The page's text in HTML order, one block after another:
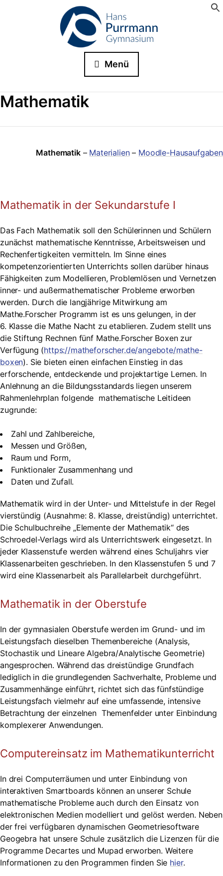
Menü
Mathematik
Mathematik– Materialien– Moodle-Hausaufgaben
Mathematik in der Sekundarstufe I
Das Fach Mathematik soll den Schülerinnen und Schülern
zunächst mathematische Kenntnisse, Arbeitsweisen und
Rechenfertigkeiten vermitteln. Im Sinne eines
kompetenzorientierten Unterrichts sollen darüber hinaus
Fähigkeiten zum Modellieren, Problemlösen und Vernetzen
inner- und außermathematischer Probleme erworben
werden. Durch die langjährige Mitwirkung am
Mathe.Forscher Programm ist es uns gelungen, in der
6. Klasse die Mathe Nacht zu etablieren. Zudem stellt uns
die Stiftung Rechnen fünf Mathe.Forscher Boxen zur
Verfügung (https://matheforscher.de/angebote/mathe-
boxen). Sie bieten einen einfachen Einstieg in das
erforschende, entdeckende und projektartige Lernen. In
Anlehnung an die Bildungsstandards liegen unserem
Rahmenlehrplan folgende mathematische Leitideen
zugrunde:
Zahl und Zahlbereiche,
Messen und Größen,
Raum und Form,
Funktionaler Zusammenhang und
Daten und Zufall.
Mathematik wird in der Unter- und Mittelstufe in der Regel
vierstündig (Ausnahme: 8. Klasse, dreistündig) unterrichtet.
Die Schulbuchreihe „Elemente der Mathematik“ des
Schroedel-Verlags wird als Unterrichtswerk eingesetzt. In
jeder Klassenstufe werden während eines Schuljahrs vier
Klassenarbeiten geschrieben. In den Klassenstufen 5 und 7
wird eine Klassenarbeit als Parallelarbeit durchgeführt.
Mathematik in der Oberstufe
In der gymnasialen Oberstufe werden im Grund- und im
Leistungsfach dieselben Themenbereiche (Analysis,
Stochastik und Lineare Algebra/Analytische Geometrie)
angesprochen. Während das dreistündige Grundfach
lediglich in die grundlegenden Sachverhalte, Probleme und
Zusammenhänge einführt, richtet sich das fünfstündige
Leistungsfach vielmehr auf eine umfassende, intensive
Betrachtung der einzelnen Themenfelder unter Einbindung
komplexerer Anwendungen.
Computereinsatz im Mathematikunterricht
In drei Computerräumen und unter Einbindung von
interaktiven Smartboards können an unserer Schule
mathematische Probleme auch durch den Einsatz von
elektronischen Medien modelliert und gelöst werden. Neben
der frei verfügbaren dynamischen Geometriesoftware
Geogebra hat unsere Schule zusätzlich die Lizenzen für die
Programme Decartes und Mupad erworben. Weitere
Informationen zu den Programmen finden Sie hier.